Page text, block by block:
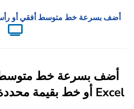
أضف بسرعة خط متوسط أفقي أو
أضف بسرعة خط
أو خط بقيمة محددة إلى مخطط في Excel